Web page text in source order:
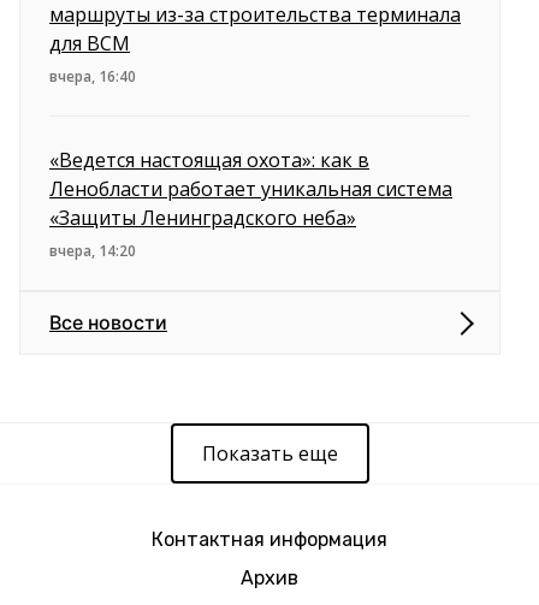
маршруты из-за строительства терминала
для ВСМ
вчера, 16:40
«Ведется настоящая охота»: как в
Ленобласти работает уникальная система
«Защиты Ленинградского неба»
вчера, 14:20
Все новости
Показать еще
Контактная информация
Архив